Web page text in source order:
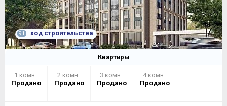
91 ход строительства
Квартиры
1 комн.
Продано
2 комн.
Продано
3 комн.
Продано
4 комн.
Продано